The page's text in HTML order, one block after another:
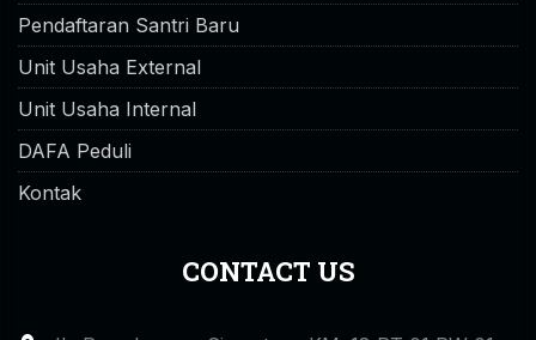
Pendaftaran Santri Baru
Unit Usaha External
Unit Usaha Internal
DAFA Peduli
Kontak
CONTACT US